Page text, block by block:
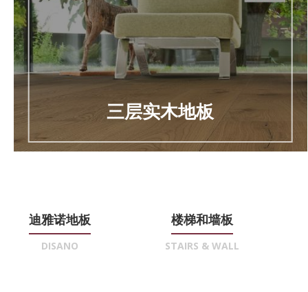
三层实木地板
迪雅诺地板
DISANO
楼梯和墙板
STAIRS & WALL